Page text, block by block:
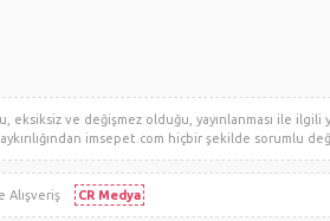
ve değişmez olduğu, yayınlanması ile ilgili
imsepet.com hiçbir şekilde sorumlu
Alışveriş CR Medya